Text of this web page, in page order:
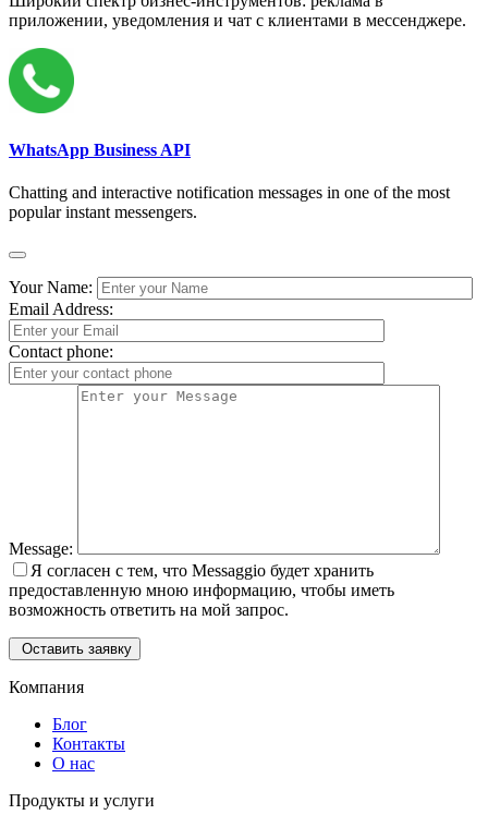
приложении, уведомления и чат с клиентами в мессенджере.
WhatsApp Business API
Chatting and interactive notification messages in one of the most
popular instant messengers.
Your Name:
Email Address:
Contact phone:
Message:
Я согласен с тем, что Messaggio будет хранить
предоставленную мною информацию, чтобы иметь
возможность ответить на мой запрос.
Оставить заявку
Компания
Блог
Контакты
О нас
Продукты и услуги